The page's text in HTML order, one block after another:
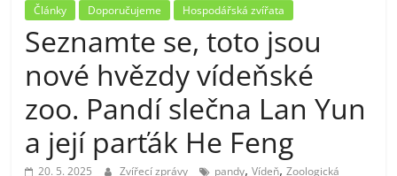
Články Doporučujeme Hospodářská zvířata
Seznamte se, toto jsou
nové hvězdy vídeňské
zoo. Pandí slečna Lan Yun
a její parťák He Feng
20. 5. 2025 Zvířecí zprávy pandy,Vídeň,Zoologická